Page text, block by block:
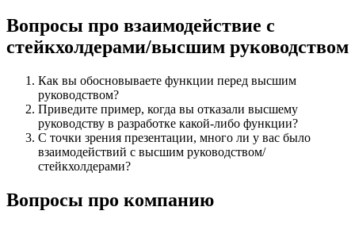
Вопросы про взаимодействие с
стейкхолдерами/высшим руководством
Как вы обосновываете функции перед высшим
руководством?
Приведите пример, когда вы отказали высшему
руководству в разработке какой-либо функции?
С точки зрения презентации, много ли у вас было
взаимодействий с высшим руководством/
стейкхолдерами?
Вопросы про компанию